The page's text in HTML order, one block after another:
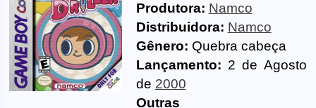
Produtora: Namco
Distribuidora: Namco
Gênero: Quebra cabeça
Lançamento: 2 de Agosto
de 2000
Outras